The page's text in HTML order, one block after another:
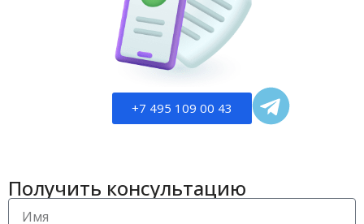
+7 495 109 00 43
Получить консультацию